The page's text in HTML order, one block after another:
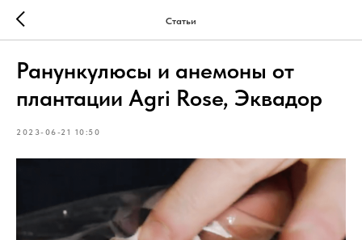
Статьи
Ранункулюсы и анемоны от
плантации Agri Rose, Эквадор
2023-06-21 10:50